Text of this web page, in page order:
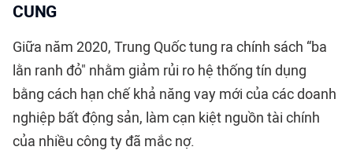
CUNG
Giữa năm 2020, Trung Quốc tung ra chính sách “ba
lằn ranh đỏ" nhằm giảm rủi ro hệ thống tín dụng
bằng cách hạn chế khả năng vay mới của các doanh
nghiệp bất động sản, làm cạn kiệt nguồn tài chính
của nhiều công ty đã mắc nợ.